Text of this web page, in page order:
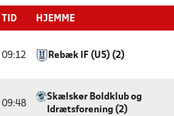
TID HJEMME
09:12 Rebæk IF (U5) (2)
09:48
Skælskør Boldklub og
Idrætsforening (2)